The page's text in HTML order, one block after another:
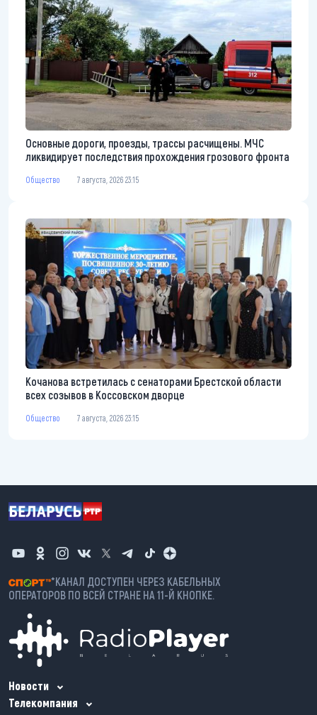
Основные дороги, проезды, трассы расчищены. МЧС
ликвидирует последствия прохождения грозового фронта
Общество 7 августа, 2026 23:15
Кочанова встретилась с сенаторами Брестской области
всех созывов в Коссовском дворце
Общество 7 августа, 2026 23:15
*КАНАЛ ДОСТУПЕН ЧЕРЕЗ КАБЕЛЬНЫХ
ОПЕРАТОРОВ ПО ВСЕЙ СТРАНЕ НА 11-Й КНОПКЕ.
Новости
Телекомпания